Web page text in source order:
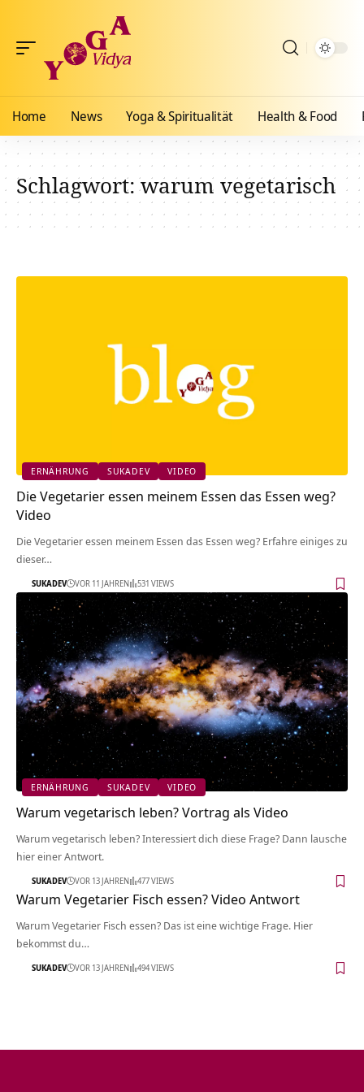
Home News Yoga & Spiritualität Health & Food
Schlagwort:warum vegetarisch
ERNÄHRUNG SUKADEV VIDEO
Die Vegetarier essen meinem Essen das Essen weg?
Video
Die Vegetarier essen meinem Essen das Essen weg? Erfahre einiges zu
dieser…
SUKADEV VOR 11 JAHREN 531 VIEWS
ERNÄHRUNG SUKADEV VIDEO
Warum vegetarisch leben? Vortrag als Video
Warum vegetarisch leben? Interessiert dich diese Frage? Dann lausche
hier einer Antwort.
SUKADEV VOR 13 JAHREN 477 VIEWS
Warum Vegetarier Fisch essen? Video Antwort
Warum Vegetarier Fisch essen? Das ist eine wichtige Frage. Hier
bekommst du…
SUKADEV VOR 13 JAHREN 494 VIEWS